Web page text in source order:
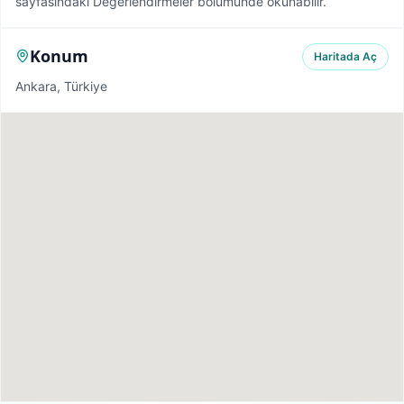
Konum
Ankara, Türkiye
Haritada Aç